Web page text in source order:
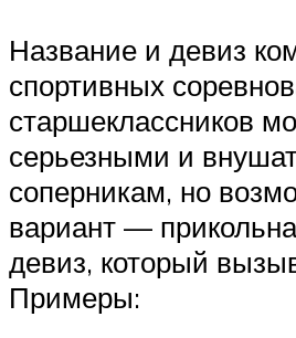
Название и девиз
спортивных
старшеклассников
серьезными и
соперникам, но
вариант —
девиз, который
Примеры: